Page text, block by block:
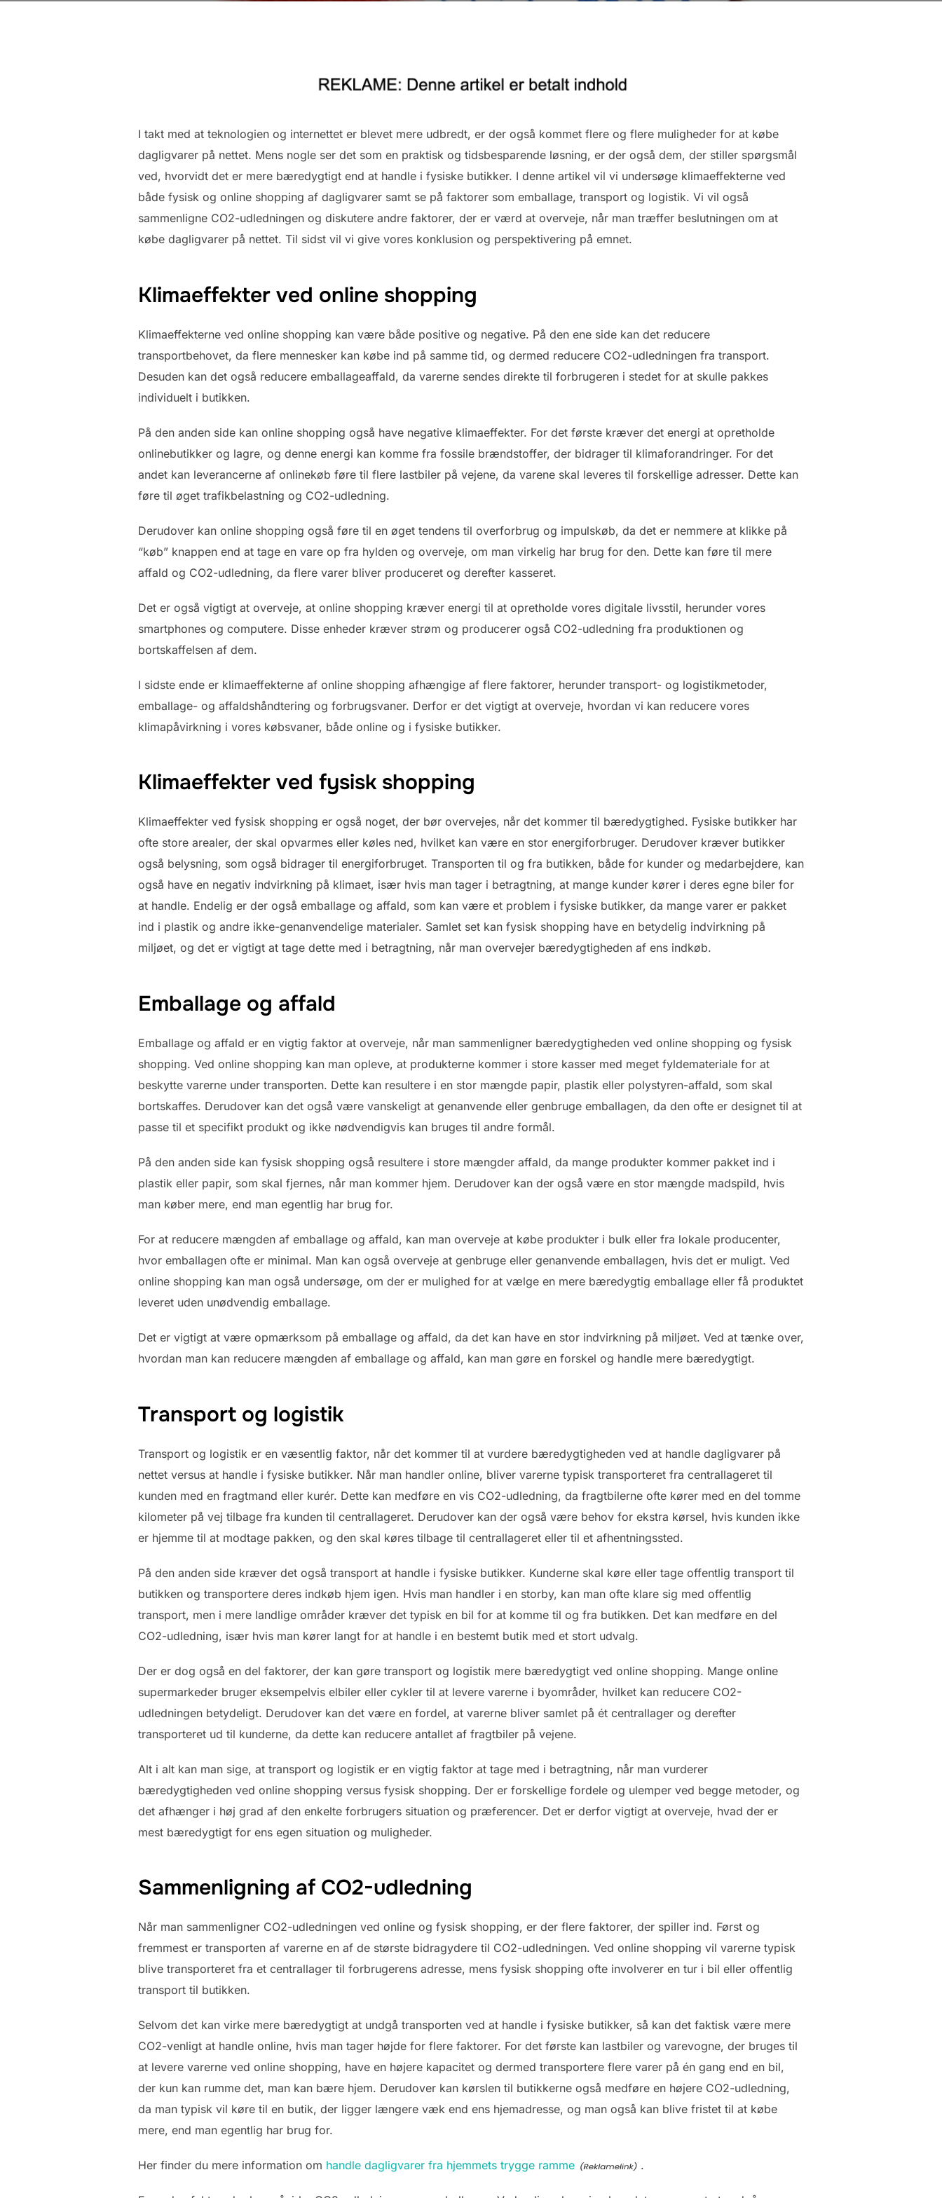
I takt med at teknologien og internettet er blevet mere udbredt, er der også kommet flere og flere muligheder for at købe
dagligvarer på nettet. Mens nogle ser det som en praktisk og tidsbesparende løsning, er der også dem, der stiller spørgsmål
ved, hvorvidt det er mere bæredygtigt end at handle i fysiske butikker. I denne artikel vil vi undersøge klimaeffekterne ved
både fysisk og online shopping af dagligvarer samt se på faktorer som emballage, transport og logistik. Vi vil også
sammenligne CO2-udledningen og diskutere andre faktorer, der er værd at overveje, når man træffer beslutningen om at
købe dagligvarer på nettet. Til sidst vil vi give vores konklusion og perspektivering på emnet.
Klimaeffekter ved online shopping
Klimaeffekterne ved online shopping kan være både positive og negative. På den ene side kan det reducere
transportbehovet, da flere mennesker kan købe ind på samme tid, og dermed reducere CO2-udledningen fra transport.
Desuden kan det også reducere emballageaffald, da varerne sendes direkte til forbrugeren i stedet for at skulle pakkes
individuelt i butikken.
På den anden side kan online shopping også have negative klimaeffekter. For det første kræver det energi at opretholde
onlinebutikker og lagre, og denne energi kan komme fra fossile brændstoffer, der bidrager til klimaforandringer. For det
andet kan leverancerne af onlinekøb føre til flere lastbiler på vejene, da varene skal leveres til forskellige adresser. Dette kan
føre til øget trafikbelastning og CO2-udledning.
Derudover kan online shopping også føre til en øget tendens til overforbrug og impulskøb, da det er nemmere at klikke på
“køb” knappen end at tage en vare op fra hylden og overveje, om man virkelig har brug for den. Dette kan føre til mere
affald og CO2-udledning, da flere varer bliver produceret og derefter kasseret.
Det er også vigtigt at overveje, at online shopping kræver energi til at opretholde vores digitale livsstil, herunder vores
smartphones og computere. Disse enheder kræver strøm og producerer også CO2-udledning fra produktionen og
bortskaffelsen af dem.
I sidste ende er klimaeffekterne af online shopping afhængige af flere faktorer, herunder transport- og logistikmetoder,
emballage- og affaldshåndtering og forbrugsvaner. Derfor er det vigtigt at overveje, hvordan vi kan reducere vores
klimapåvirkning i vores købsvaner, både online og i fysiske butikker.
Klimaeffekter ved fysisk shopping
Klimaeffekter ved fysisk shopping er også noget, der bør overvejes, når det kommer til bæredygtighed. Fysiske butikker har
ofte store arealer, der skal opvarmes eller køles ned, hvilket kan være en stor energiforbruger. Derudover kræver butikker
også belysning, som også bidrager til energiforbruget. Transporten til og fra butikken, både for kunder og medarbejdere, kan
også have en negativ indvirkning på klimaet, især hvis man tager i betragtning, at mange kunder kører i deres egne biler for
at handle. Endelig er der også emballage og affald, som kan være et problem i fysiske butikker, da mange varer er pakket
ind i plastik og andre ikke-genanvendelige materialer. Samlet set kan fysisk shopping have en betydelig indvirkning på
miljøet, og det er vigtigt at tage dette med i betragtning, når man overvejer bæredygtigheden af ens indkøb.
Emballage og affald
Emballage og affald er en vigtig faktor at overveje, når man sammenligner bæredygtigheden ved online shopping og fysisk
shopping. Ved online shopping kan man opleve, at produkterne kommer i store kasser med meget fyldemateriale for at
beskytte varerne under transporten. Dette kan resultere i en stor mængde papir, plastik eller polystyren-affald, som skal
bortskaffes. Derudover kan det også være vanskeligt at genanvende eller genbruge emballagen, da den ofte er designet til at
passe til et specifikt produkt og ikke nødvendigvis kan bruges til andre formål.
På den anden side kan fysisk shopping også resultere i store mængder affald, da mange produkter kommer pakket ind i
plastik eller papir, som skal fjernes, når man kommer hjem. Derudover kan der også være en stor mængde madspild, hvis
man køber mere, end man egentlig har brug for.
For at reducere mængden af emballage og affald, kan man overveje at købe produkter i bulk eller fra lokale producenter,
hvor emballagen ofte er minimal. Man kan også overveje at genbruge eller genanvende emballagen, hvis det er muligt. Ved
online shopping kan man også undersøge, om der er mulighed for at vælge en mere bæredygtig emballage eller få produktet
leveret uden unødvendig emballage.
Det er vigtigt at være opmærksom på emballage og affald, da det kan have en stor indvirkning på miljøet. Ved at tænke over,
hvordan man kan reducere mængden af emballage og affald, kan man gøre en forskel og handle mere bæredygtigt.
Transport og logistik
Transport og logistik er en væsentlig faktor, når det kommer til at vurdere bæredygtigheden ved at handle dagligvarer på
nettet versus at handle i fysiske butikker. Når man handler online, bliver varerne typisk transporteret fra centrallageret til
kunden med en fragtmand eller kurér. Dette kan medføre en vis CO2-udledning, da fragtbilerne ofte kører med en del tomme
kilometer på vej tilbage fra kunden til centrallageret. Derudover kan der også være behov for ekstra kørsel, hvis kunden ikke
er hjemme til at modtage pakken, og den skal køres tilbage til centrallageret eller til et afhentningssted.
På den anden side kræver det også transport at handle i fysiske butikker. Kunderne skal køre eller tage offentlig transport til
butikken og transportere deres indkøb hjem igen. Hvis man handler i en storby, kan man ofte klare sig med offentlig
transport, men i mere landlige områder kræver det typisk en bil for at komme til og fra butikken. Det kan medføre en del
CO2-udledning, især hvis man kører langt for at handle i en bestemt butik med et stort udvalg.
Der er dog også en del faktorer, der kan gøre transport og logistik mere bæredygtigt ved online shopping. Mange online
supermarkeder bruger eksempelvis elbiler eller cykler til at levere varerne i byområder, hvilket kan reducere CO2-
udledningen betydeligt. Derudover kan det være en fordel, at varerne bliver samlet på ét centrallager og derefter
transporteret ud til kunderne, da dette kan reducere antallet af fragtbiler på vejene.
Alt i alt kan man sige, at transport og logistik er en vigtig faktor at tage med i betragtning, når man vurderer
bæredygtigheden ved online shopping versus fysisk shopping. Der er forskellige fordele og ulemper ved begge metoder, og
det afhænger i høj grad af den enkelte forbrugers situation og præferencer. Det er derfor vigtigt at overveje, hvad der er
mest bæredygtigt for ens egen situation og muligheder.
Sammenligning af CO2-udledning
Når man sammenligner CO2-udledningen ved online og fysisk shopping, er der flere faktorer, der spiller ind. Først og
fremmest er transporten af varerne en af de største bidragydere til CO2-udledningen. Ved online shopping vil varerne typisk
blive transporteret fra et centrallager til forbrugerens adresse, mens fysisk shopping ofte involverer en tur i bil eller offentlig
transport til butikken.
Selvom det kan virke mere bæredygtigt at undgå transporten ved at handle i fysiske butikker, så kan det faktisk være mere
CO2-venligt at handle online, hvis man tager højde for flere faktorer. For det første kan lastbiler og varevogne, der bruges til
at levere varerne ved online shopping, have en højere kapacitet og dermed transportere flere varer på én gang end en bil,
der kun kan rumme det, man kan bære hjem. Derudover kan kørslen til butikkerne også medføre en højere CO2-udledning,
da man typisk vil køre til en butik, der ligger længere væk end ens hjemadresse, og man også kan blive fristet til at købe
mere, end man egentlig har brug for.
Her finder du mere information om handle dagligvarer fra hjemmets trygge ramme .